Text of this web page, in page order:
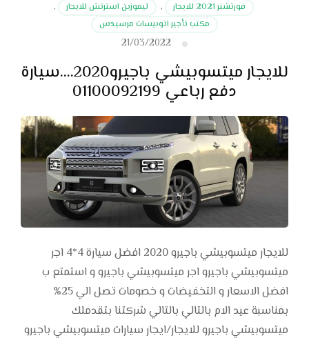
فورتشنر 2021 للايجار
, ليموزين استرتش للايجار
,
مكتب تأجير اتوبيسات مرسيدس
21/03/2022
للايجار ميتسوبيشي باجيرو2020….سيارة
دفع رباعي 01100092199
للايجار ميتسوبيشي باجيرو 2020 افضل سيارة 4*4 اجر
ميتسوبيشي باجيرو اجر ميتسوبيشي باجيرو و استمتع ب
افضل الاسعار و التخفيضات و خصومات تصل الي 25%
بمناسبة عيد الام بالتالي بالتالي شركتنا بتقدملك
ميتسوبيشي باجيرو للايجار/ايجار سيارات ميتسوبيشي باجيرو